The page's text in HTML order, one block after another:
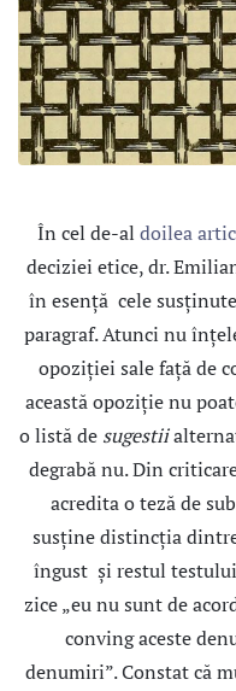
În cel de-al doilea
deciziei etice, dr.
în esenţă cele
paragraf. Atunci nu
opoziţiei sale faţă de
această opoziţie nu
o listă de sugestii
degrabă nu. Din
acredita o teză de
susţine distincţia
îngust şi restul
zice „eu nu sunt de
conving aceste
denumiri”. Constat că